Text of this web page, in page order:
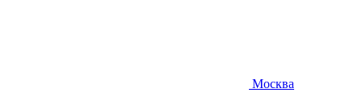
Москва